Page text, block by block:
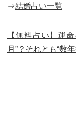
⇒結婚占い一覧
【無料占い】運
月”？それとも“数年